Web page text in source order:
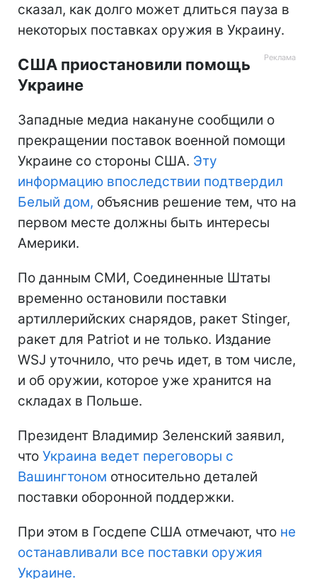
сказал, как долго может длиться пауза в
некоторых поставках оружия в Украину.
США приостановили помощь
Украине
Западные медиа накануне сообщили о
прекращении поставок военной помощи
Украине со стороны США. Эту
информацию впоследствии подтвердил
Белый дом, объяснив решение тем, что на
первом месте должны быть интересы
Америки.
По данным СМИ, Соединенные Штаты
временно остановили поставки
артиллерийских снарядов, ракет Stinger,
ракет для Patriot и не только. Издание
WSJ уточнило, что речь идет, в том числе,
и об оружии, которое уже хранится на
складах в Польше.
Президент Владимир Зеленский заявил,
что Украина ведет переговоры с
Вашингтоном относительно деталей
поставки оборонной поддержки.
При этом в Госдепе США отмечают, что не
останавливали все поставки оружия
Украине.